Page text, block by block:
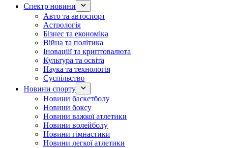
Спектр новини
Авто та автоспорт
Астрологія
Бізнес та економіка
Війна та політика
Іноваціії та криптовалюта
Культура та освіта
Наука та технологія
Суспільство
Новини спорту
Новини баскетболу
Новини боксу
Новини важкої атлетики
Новини волейболу
Новини гімнастики
Новини легкої атлетики